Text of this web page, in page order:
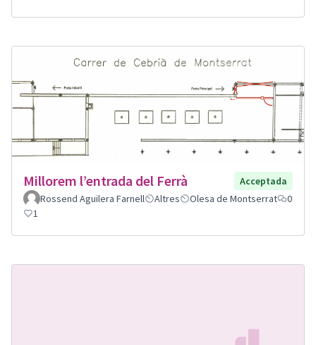
Millorem l’entrada del Ferrà
Acceptada
Rossend Aguilera Farnell
Altres Olesa de Montserrat
0
1